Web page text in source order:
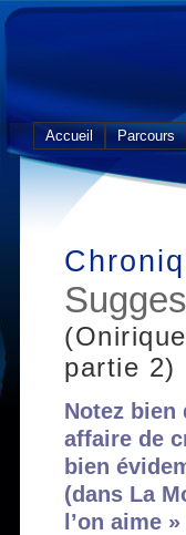
Accueil Parcours
partie 2)
Notez bien
affaire de
bien
(dans La
l’on aime